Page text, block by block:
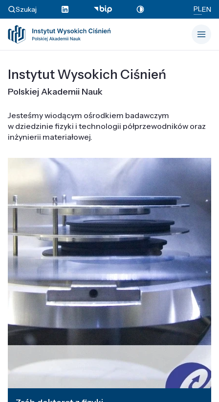
Szukaj PLEN
Instytut Wysokich Ciśnień
Polskiej Akademii Nauk
Jesteśmy wiodącym ośrodkiem badawczym
w dziedzinie fizyki i technologii półprzewodników oraz
inżynierii materiałowej.